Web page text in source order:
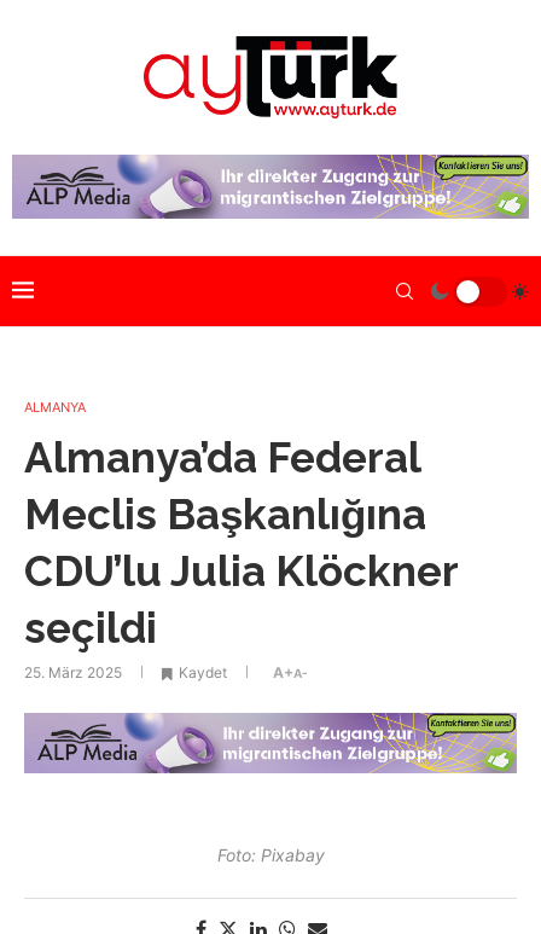
ALMANYA
Almanya’da Federal
Meclis Başkanlığına
CDU’lu Julia Klöckner
seçildi
25. März 2025 Kaydet A+A-
Foto: Pixabay